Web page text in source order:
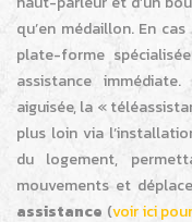
qu’en médaillon. En
plate-forme
assistance
aiguisée, la «
plus loin via
du logement,
mouvements et
assistance (voir ici